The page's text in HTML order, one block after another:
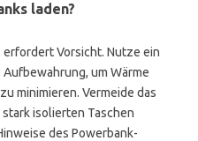
laden?
erfordert Vorsicht. Nutze ein
um Wärme
minimieren. Vermeide das
isolierten Taschen
des Powerbank-